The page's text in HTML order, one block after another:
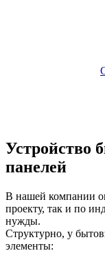
Устройство
панелей
В нашей компании
проекту, так и по
нужды.
Структурно, у
элементы: